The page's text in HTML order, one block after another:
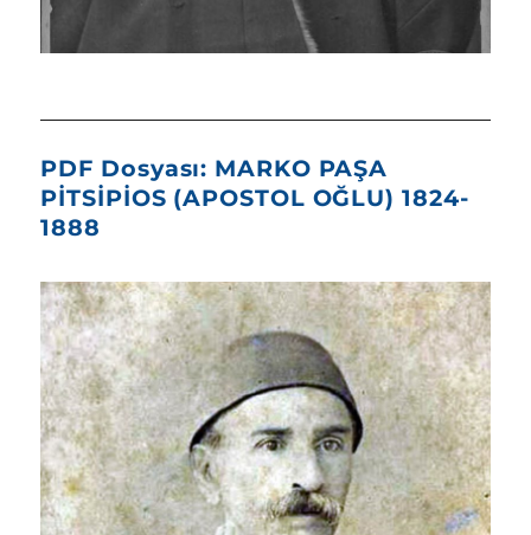
PDF Dosyası: MARKO PAŞA
PİTSİPİOS (APOSTOL OĞLU) 1824-
1888